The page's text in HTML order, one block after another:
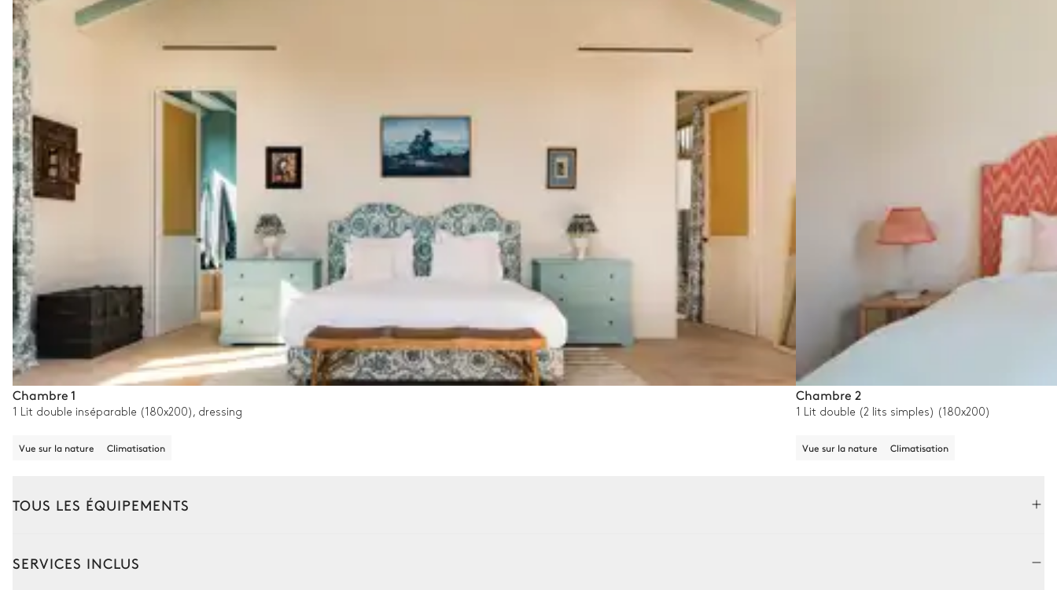
Chambre 1
1 Lit double inséparable (180x200), dressing
Vue sur la nature Climatisation
Chambre 2
1 Lit double (2 lits simples) (180x200)
Vue sur la nature Climatisation
TOUS LES ÉQUIPEMENTS
SERVICES INCLUS